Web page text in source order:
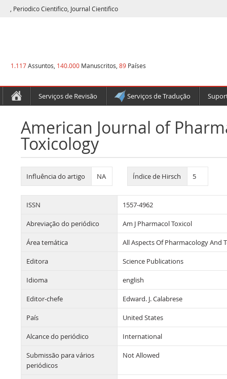
, Periodico Cientifico, Journal Cientifico
1.117Assuntos, 140.000 Manuscritos, 89 Países
Serviços de Revisão Serviços de Tradução
American Journal of
Toxicology
Influência do artigo NA Índice de Hirsch 5
ISSN 1557-4962
Abreviação do periódico Am J Pharmacol Toxicol
Área temática All Aspects Of Pharmacology And
Editora Science Publications
Idioma english
Editor-chefe Edward. J. Calabrese
País United States
Alcance do periódico International
Submissão para vários
periódicos
Not Allowed